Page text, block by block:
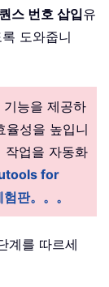
스 번호 삽입유
도와줍니
능을 제공하
율성을 높입니
작업을 자동화
for
판。。。
계를 따르세